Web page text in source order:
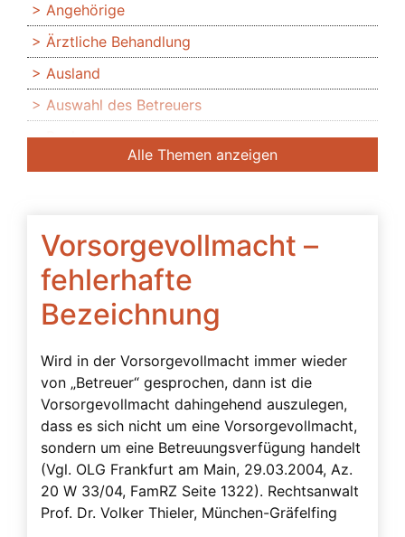
Vorsorgevollmacht –
fehlerhafte
Bezeichnung
Wird in der Vorsorgevollmacht immer wieder
von „Betreuer“ gesprochen, dann ist die
Vorsorgevollmacht dahingehend auszulegen,
dass es sich nicht um eine Vorsorgevollmacht,
sondern um eine Betreuungsverfügung handelt
(Vgl. OLG Frankfurt am Main, 29.03.2004, Az.
20 W 33/04, FamRZ Seite 1322). Rechtsanwalt
Prof. Dr. Volker Thieler, München-Gräfelfing
Angehörige
Ärztliche Behandlung
Ausland
Auswahl des Betreuers
Banken
Bedingte Vollmacht
Beglaubigung
Beratung des Bevollmächtigten durch das
Betreuungsgericht
Beschwerdebefugnis
Beteiligte
Betreuerbestellung
Betreuervergütung
Betreuung
Betreuung in Österreich
Alle Themen anzeigen